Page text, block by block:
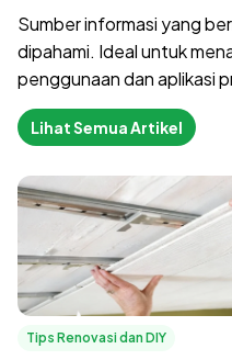
Sumber informasi yang
dipahami. Ideal untuk
penggunaan dan aplikasi
Lihat Semua Artikel
Tips Renovasi dan DIY